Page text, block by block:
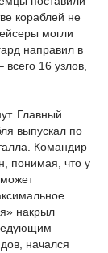
кораблей не
могли
направил в
16 узлов,
Главный
выпускал по
Командир
понимая, что у
накрыл
начался